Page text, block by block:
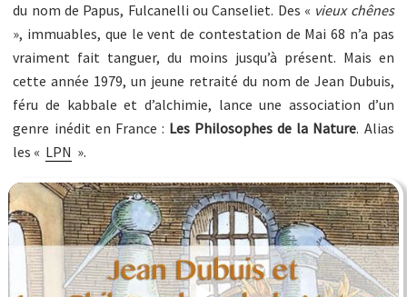
du nom de Papus, Fulcanelli ou Canseliet. Des « vieux chênes
», immuables, que le vent de contestation de Mai 68 n’a pas
vraiment fait tanguer, du moins jusqu’à présent. Mais en
cette année 1979, un jeune retraité du nom de Jean Dubuis,
féru de kabbale et d’alchimie, lance une association d’un
genre inédit en France : Les Philosophes de la Nature. Alias
les « LPN ».